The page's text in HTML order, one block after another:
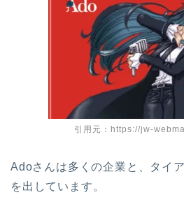
引用元：https://jw-
Adoさんは多くの企業と、タイ
を出しています。